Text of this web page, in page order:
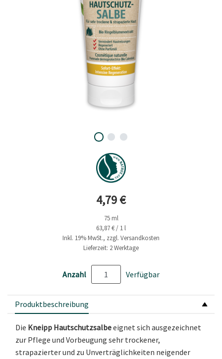
Aktueller Preis
4,79 €
75 ml
63,87 € / 1 l
Inkl. 19% MwSt., zzgl. Versandkosten
Lieferzeit: 2 Werktage
Anzahl Verfügbar
Produktbeschreibung
Die Kneipp Hautschutzsalbeeignet sich ausgezeichnet
zur Pflege und Vorbeugung sehr trockener,
strapazierter und zu Unverträglichkeiten neigender